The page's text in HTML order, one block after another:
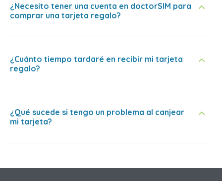
¿Necesito tener una cuenta en doctorSIM para
comprar una tarjeta regalo?
¿Cuánto tiempo tardaré en recibir mi tarjeta
regalo?
¿Qué sucede si tengo un problema al canjear
mi tarjeta?